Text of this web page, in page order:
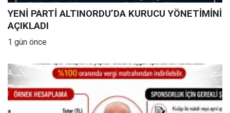
YENİ PARTİ ALTINORDU’DA KURUCU YÖNETİMİNİ
AÇIKLADI
1 gün önce